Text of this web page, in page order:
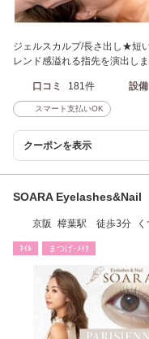
ジェルスカルプ/長さ出し★短
レンド感溢れる指先を演出し
口コミ 181件 設備
スマート支払いOK
クーポンを表示
SOARA Eyelashes&Nail
京阪 樟葉駅 徒歩3分 く
ﾈｲﾙ まつげ･ﾒｲｸ